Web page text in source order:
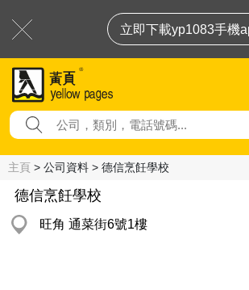
立即下載yp1083手機
主頁 > 公司資料 > 德信烹飪學校
德信烹飪學校
旺角 通菜街6號1樓